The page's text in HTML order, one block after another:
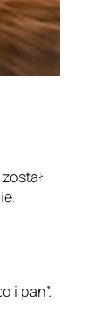
i pan”.